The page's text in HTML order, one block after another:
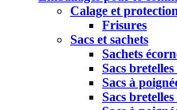
Calage et protection
Frisures
Sacs et sachets
Sachets
Sacs
Sacs à
Sacs